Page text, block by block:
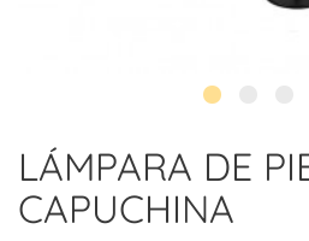
LÁMPARA DE
CAPUCHINA